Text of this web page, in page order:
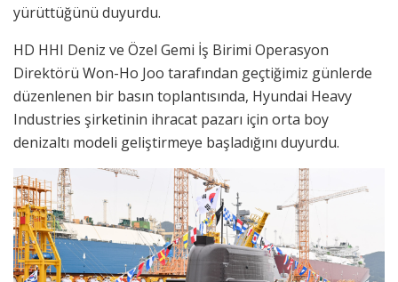
yürüttüğünü duyurdu.
HD HHI Deniz ve Özel Gemi İş Birimi Operasyon
Direktörü Won-Ho Joo tarafından geçtiğimiz günlerde
düzenlenen bir basın toplantısında, Hyundai Heavy
Industries şirketinin ihracat pazarı için orta boy
denizaltı modeli geliştirmeye başladığını duyurdu.